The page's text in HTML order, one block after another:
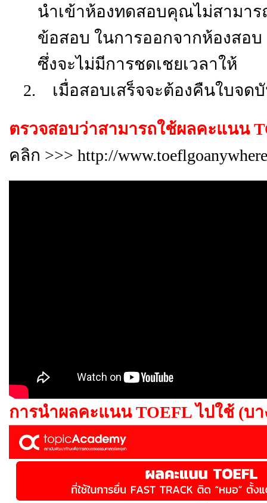
นำเข้าห้องทดสอบคุณไม่สามาร
ข้อสอบ ในการออกจากห้องส
ซึ่งจะไม่มีการชดเชยเวลาให้
2.
เมื่อสอบเสร็จจะต้องคืนใบจด
ตรวจสอบว่าสามารถใช้ผลคะแนน
คลิก >>> http://
การนำผลคะแนน TOEFL ไปใช้ (บ